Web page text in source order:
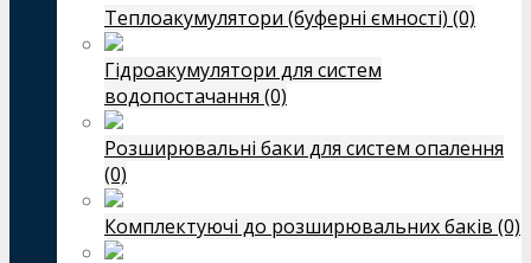
Теплоакумулятори (буферні ємності) (0)
Гідроакумулятори для систем
водопостачання (0)
Розширювальні баки для систем опалення
(0)
Комплектуючі до розширювальних баків (0)